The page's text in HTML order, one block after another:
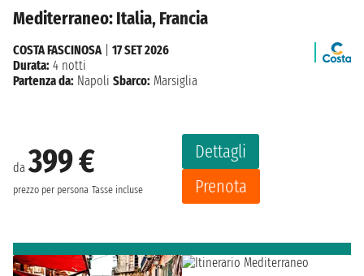
Mediterraneo: Italia, Francia
da399 €
prezzo per persona Tasse incluse
Dettagli
Prenota
COSTA FASCINOSA| 17 SET 2026
Durata: 4 notti
Partenza da: Napoli Sbarco: Marsiglia